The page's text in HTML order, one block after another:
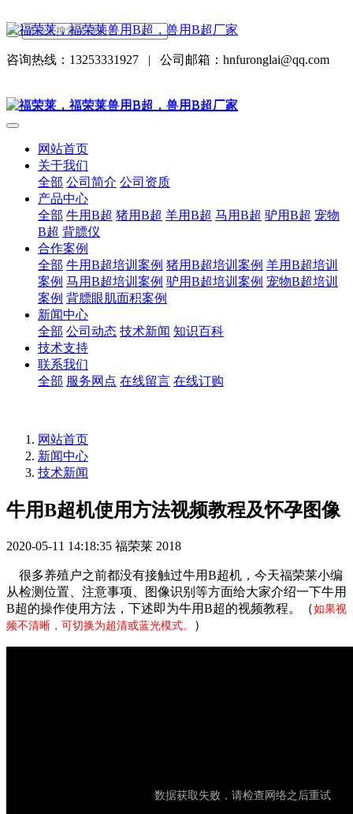
咨询热线：13253331927 | 公司邮箱：hnfuronglai@qq.com
网站首页
关于我们
全部 公司简介 公司资质
产品中心
全部 牛用B超 猪用B超 羊用B超 马用B超 驴用B超 宠物
B超 背膘仪
合作案例
全部 牛用B超培训案例 猪用B超培训案例 羊用B超培训
案例 马用B超培训案例 驴用B超培训案例 宠物B超培训
案例 背膘眼肌面积案例
新闻中心
全部 公司动态 技术新闻 知识百科
技术支持
联系我们
全部 服务网点 在线留言 在线订购
网站首页
新闻中心
技术新闻
牛用B超机使用方法视频教程及怀孕图像
2020-05-11 14:18:35 福荣莱 2018
很多养殖户之前都没有接触过牛用B超机，今天福荣莱小编
从检测位置、注意事项、图像识别等方面给大家介绍一下牛用
B超的操作使用方法，下述即为牛用B超的视频教程。（如果视
频不清晰，可切换为超清或蓝光模式。
）